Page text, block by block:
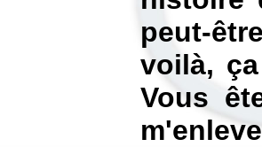
peut-
voilà,
Vous